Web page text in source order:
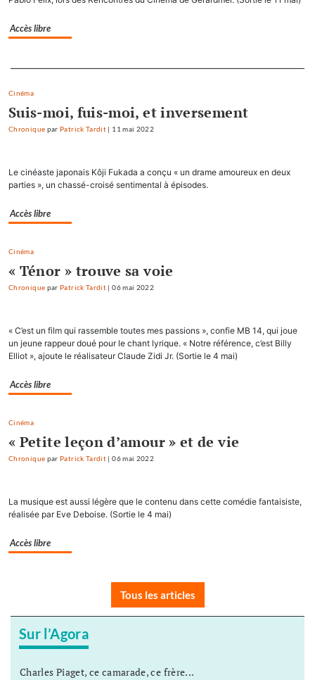
Accès libre
Separateur
Cinéma
Suis-moi, fuis-moi, et inversement
Chronique par Patrick Tardit | 11 mai 2022
Le cinéaste japonais Kôji Fukada a conçu « un drame amoureux en deux
parties », un chassé-croisé sentimental à épisodes.
Accès libre
Cinéma
« Ténor » trouve sa voie
Chronique par Patrick Tardit |06 mai 2022
« C’est un film qui rassemble toutes mes passions », confie MB 14, qui joue
un jeune rappeur doué pour le chant lyrique. « Notre référence, c’est Billy
Elliot », ajoute le réalisateur Claude Zidi Jr. (Sortie le 4 mai)
Accès libre
Cinéma
« Petite leçon d’amour » et de vie
Chronique par Patrick Tardit |06 mai 2022
La musique est aussi légère que le contenu dans cette comédie fantaisiste,
réalisée par Eve Deboise. (Sortie le 4 mai)
Accès libre
Tous les articles
Sur l’Agora
Charles Piaget, ce camarade, ce frère...